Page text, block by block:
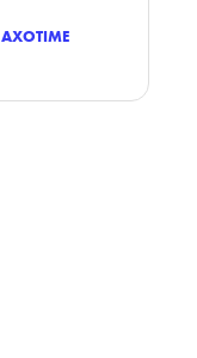
AXOTIME